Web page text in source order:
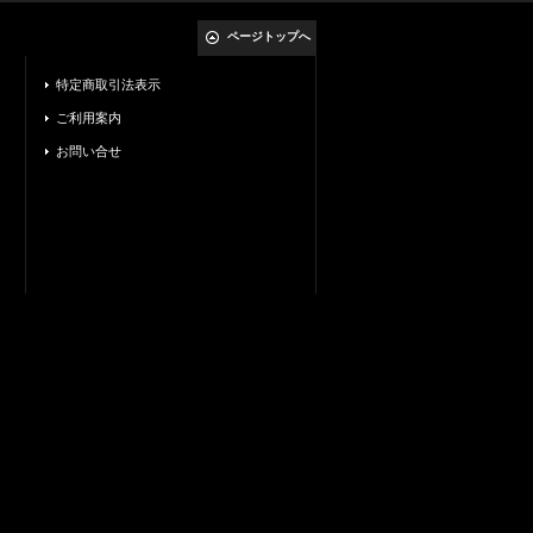
ページトップへ
特定商取引法表示
ご利用案内
お問い合せ